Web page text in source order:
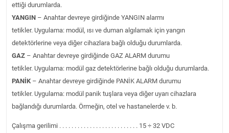
ettiği durumlarda.
YANGIN – Anahtar devreye girdiğinde YANGIN alarmı
tetikler. Uygulama: modül, ısı ve duman algılamak için yangın
detektörlerine veya diğer cihazlara bağlı olduğu durumlarda.
GAZ – Anahtar devreye girdiğinde GAZ ALARM durumu
tetikler. Uygulama: modül gaz detektörlerine bağlı olduğu durumlarda.
PANİK – Anahtar devreye girdiğinde PANİK ALARM durumu
tetikler. Uygulama: modül panik tuşlara veya diğer uyarı cihazlara
bağlandığı durumlarda. Örmeğin, otel ve hastanelerde v. b.
Çalışma gerilimi . . . . . . . . . . . . . . . . . . . . . . . . . . 15 ÷ 32 VDC